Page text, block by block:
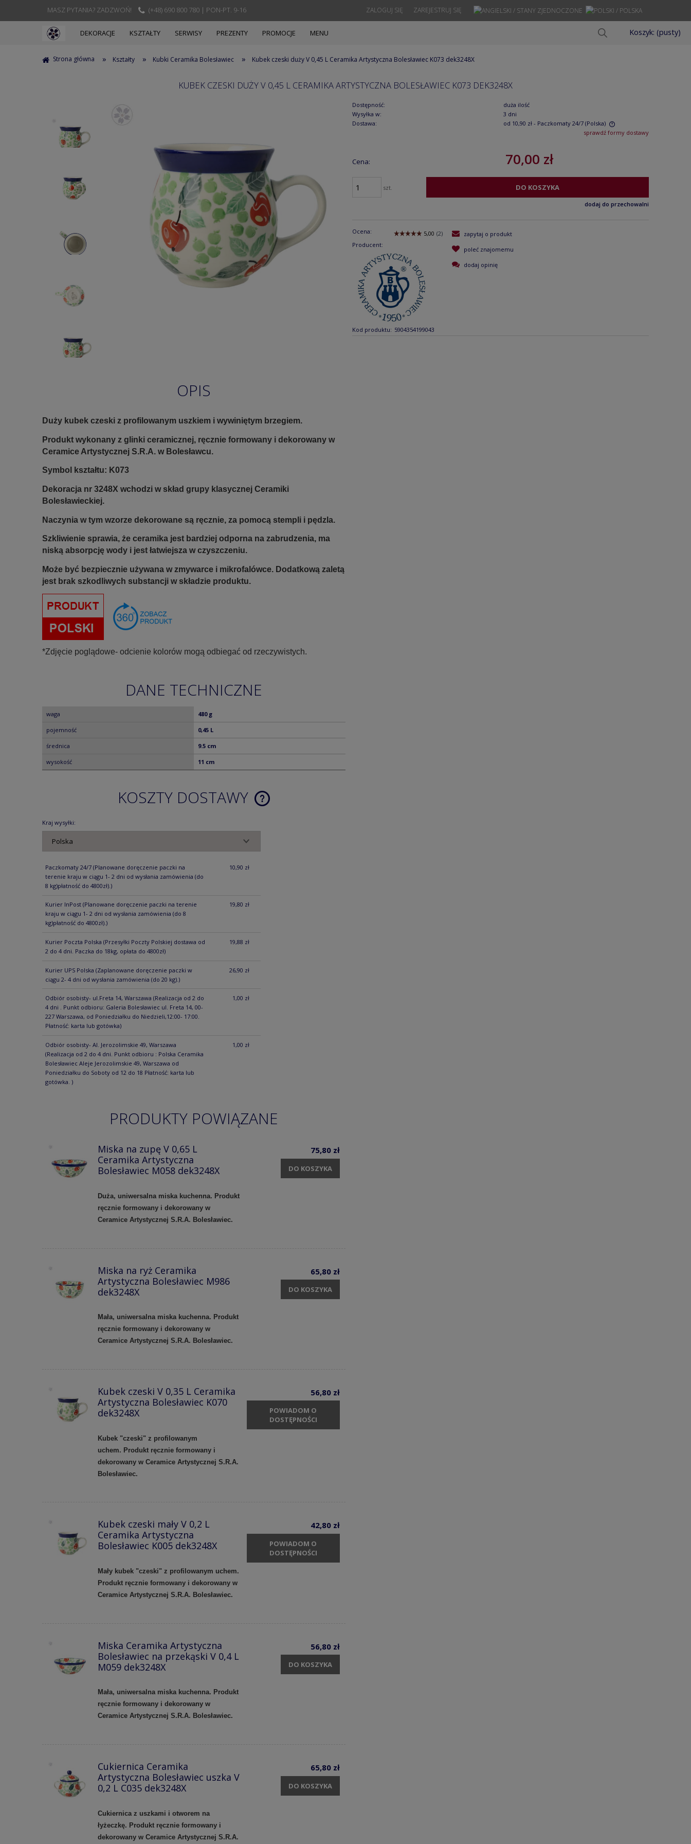
MASZ PYTANIA? ZADZWOŃ! (+48) 690 800 780 | PON-PT. 9-16 ZAREJESTRUJ SIĘ
ZALOGUJ SIĘ
Koszyk: (pusty)
DEKORACJE KSZTAŁTY SERWISY PREZENTY PROMOCJE MENU
Strona główna » Kształty » Kubki Ceramika Bolesławiec » Kubek czeski duży V 0,45 L Ceramika Artystyczna Bolesławiec K073 dek3248X
KUBEK CZESKI DUŻY V 0,45 L CERAMIKA ARTYSTYCZNA BOLESŁAWIEC K073 DEK3248X
Dostępność:
duża ilość
Wysyłka w:
3 dni
Dostawa:
od 10,90 zł - Paczkomaty 24/7 (Polska)
sprawdź formy dostawy
Cena: 70,00 zł
szt. DO KOSZYKA
dodaj do przechowalni
Ocena:
Producent:
Kod produktu: 5904354199043
zapytaj o produkt
poleć znajomemu
dodaj opinię
OPIS
Duży kubek czeski z profilowanym uszkiem i wywiniętym brzegiem.
Produkt wykonany z glinki ceramicznej, ręcznie formowany i dekorowany w
Ceramice Artystycznej S.R.A. w Bolesławcu.
Symbol kształtu: K073
Dekoracja nr 3248X wchodzi w skład grupy klasycznej Ceramiki
Bolesławieckiej.
Naczynia w tym wzorze dekorowane są ręcznie, za pomocą stempli i pędzla.
Szkliwienie sprawia, że ceramika jest bardziej odporna na zabrudzenia, ma
niską absorpcję wody i jest łatwiejsza w czyszczeniu.
Może być bezpiecznie używana w zmywarce i mikrofalówce. Dodatkową zaletą
jest brak szkodliwych substancji w składzie produktu.
*Zdjęcie poglądowe- odcienie kolorów mogą odbiegać od rzeczywistych.
DANE TECHNICZNE
waga 480 g
pojemność 0,45 L
średnica 9.5 cm
wysokość 11 cm
KOSZTY DOSTAWY
Kraj wysyłki:
Paczkomaty 24/7 (Planowane doręczenie paczki na
terenie kraju w ciągu 1- 2 dni od wysłania zamówienia (do
8 kg)płatność do 4800zł).)
10,90 zł
Kurier InPost (Planowane doręczenie paczki na terenie
kraju w ciągu 1- 2 dni od wysłania zamówienia (do 8
kg)płatność do 4800zł).)
19,80 zł
Kurier Poczta Polska (Przesyłki Poczty Polskiej dostawa od
2 do 4 dni. Paczka do 18kg, opłata do 4800zł)
19,88 zł
Kurier UPS Polska (Zaplanowane doręczenie paczki w
ciągu 2- 4 dni od wysłania zamówienia (do 20 kg).)
26,90 zł
Odbiór osobisty- ul.Freta 14, Warszawa (Realizacja od 2 do
4 dni . Punkt odbioru: Galeria Bolesławiec ul. Freta 14, 00-
227 Warszawa, od Poniedziałku do Niedzieli,12:00- 17:00.
Płatność: karta lub gotówka)
1,00 zł
Odbiór osobisty- Al. Jerozolimskie 49, Warszawa
(Realizacja od 2 do 4 dni. Punkt odbioru : Polska Ceramika
Bolesławiec Aleje Jerozolimskie 49, Warszawa od
Poniedziałku do Soboty od 12 do 18 Płatność: karta lub
gotówka. )
1,00 zł
PRODUKTY POWIĄZANE
Miska na zupę V 0,65 L
Ceramika Artystyczna
Bolesławiec M058 dek3248X
Duża, uniwersalna miska kuchenna. Produkt
ręcznie formowany i dekorowany w
Ceramice Artystycznej S.R.A. Bolesławiec.
75,80 zł
DO KOSZYKA
Miska na ryż Ceramika
Artystyczna Bolesławiec M986
dek3248X
Mała, uniwersalna miska kuchenna. Produkt
ręcznie formowany i dekorowany w
Ceramice Artystycznej S.R.A. Bolesławiec.
65,80 zł
DO KOSZYKA
Kubek czeski V 0,35 L Ceramika
Artystyczna Bolesławiec K070
dek3248X
Kubek "czeski" z profilowanym
uchem. Produkt ręcznie formowany i
dekorowany w Ceramice Artystycznej S.R.A.
Bolesławiec.
56,80 zł
POWIADOM O
DOSTĘPNOŚCI
Kubek czeski mały V 0,2 L
Ceramika Artystyczna
Bolesławiec K005 dek3248X
Mały kubek "czeski" z profilowanym uchem.
Produkt ręcznie formowany i dekorowany w
Ceramice Artystycznej S.R.A. Bolesławiec.
42,80 zł
POWIADOM O
DOSTĘPNOŚCI
Miska Ceramika Artystyczna
Bolesławiec na przekąski V 0,4 L
M059 dek3248X
Mała, uniwersalna miska kuchenna. Produkt
ręcznie formowany i dekorowany w
Ceramice Artystycznej S.R.A. Bolesławiec.
56,80 zł
DO KOSZYKA
Cukiernica Ceramika
Artystyczna Bolesławiec uszka V
0,2 L C035 dek3248X
Cukiernica z uszkami i otworem na
łyżeczkę. Produkt ręcznie formowany i
dekorowany w Ceramice Artystycznej S.R.A.
65,80 zł
DO KOSZYKA